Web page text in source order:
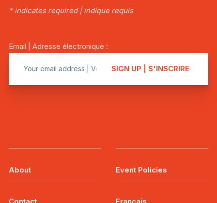
* indicates required | indique requis
Email | Adresse électronique :
About Event Policies